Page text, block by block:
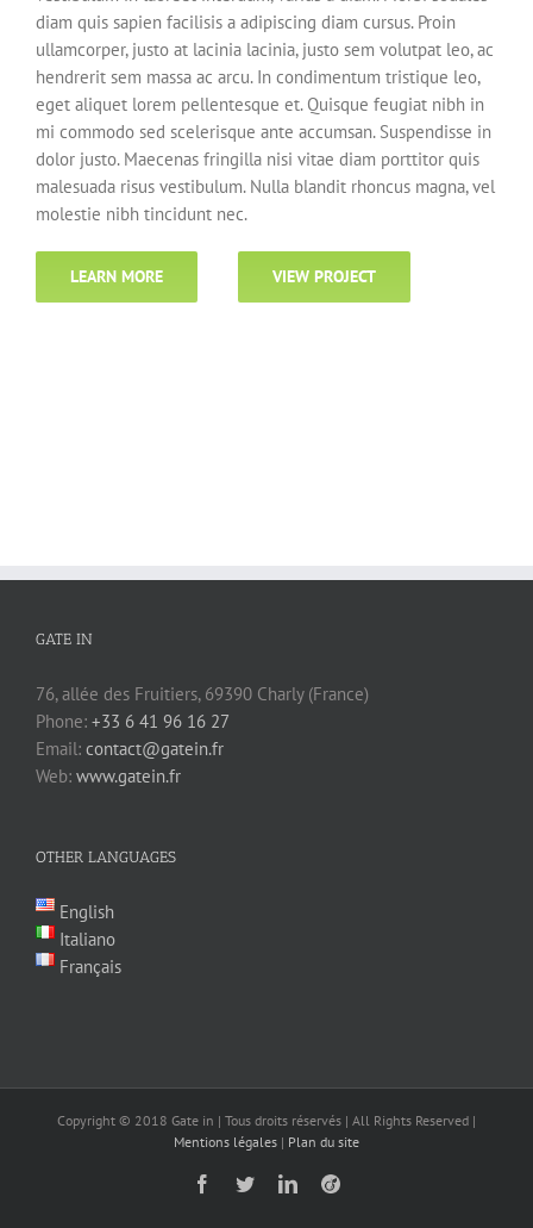
diam quis sapien facilisis a adipiscing diam cursus. Proin
ullamcorper, justo at lacinia lacinia, justo sem volutpat leo, ac
hendrerit sem massa ac arcu. In condimentum tristique leo,
eget aliquet lorem pellentesque et. Quisque feugiat nibh in
mi commodo sed scelerisque ante accumsan. Suspendisse in
dolor justo. Maecenas fringilla nisi vitae diam porttitor quis
malesuada risus vestibulum. Nulla blandit rhoncus magna, vel
molestie nibh tincidunt nec.
LEARN MORE VIEW PROJECT
GATE IN
76, allée des Fruitiers, 69390 Charly (France)
Phone: +33 6 41 96 16 27
Email: contact@gatein.fr
Web: www.gatein.fr
OTHER LANGUAGES
English
Italiano
Français
Copyright © 2018 Gate in | Tous droits réservés | All Rights Reserved |
Mentions légales | Plan du site
Facebook
TwitterLinkedIn
Viadeo